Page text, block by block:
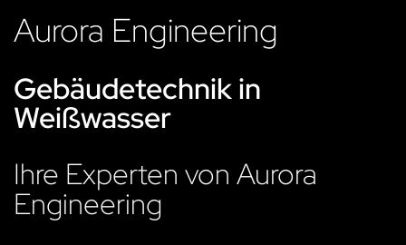
Aurora Engineering
Gebäudetechnik in
Weißwasser
Ihre Experten von Aurora
Engineering